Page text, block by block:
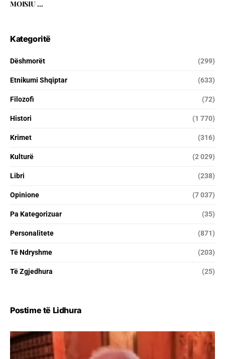
MOISIU …
Kategoritë
Dëshmorët (299)
Etnikumi Shqiptar (633)
Filozofi (72)
Histori (1 770)
Krimet (316)
Kulturë (2 029)
Libri (238)
Opinione (7 037)
Pa Kategorizuar (35)
Personalitete (871)
Të Ndryshme (203)
Të Zgjedhura (25)
Postime të Lidhura